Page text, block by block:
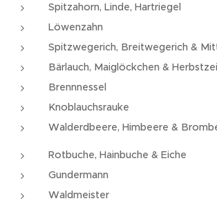
Spitzahorn, Linde, Hartriegel
Löwenzahn
Spitzwegerich, Breitwegerich &
Bärlauch, Maiglöckchen &
Brennnessel
Knoblauchsrauke
Walderdbeere, Himbeere &
Rotbuche, Hainbuche & Eiche
Gundermann
Waldmeister